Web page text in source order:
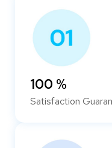
100 %
Satisfaction